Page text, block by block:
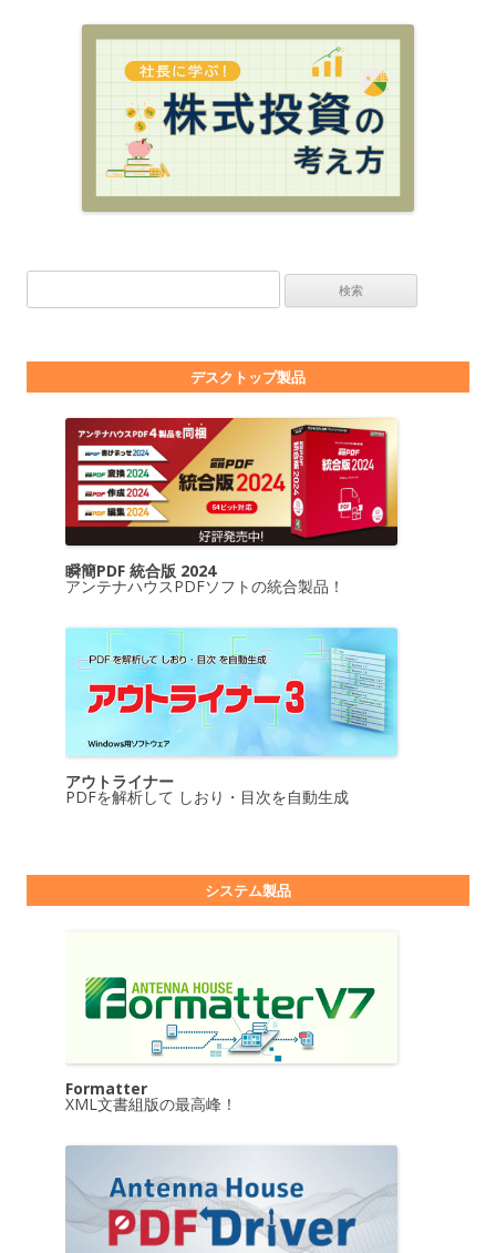
デスクトップ製品
瞬簡PDF 統合版 2024
アンテナハウスPDFソフトの統合製品！
アウトライナー
PDFを解析して しおり・目次を自動生成
システム製品
Formatter
XML文書組版の最高峰！